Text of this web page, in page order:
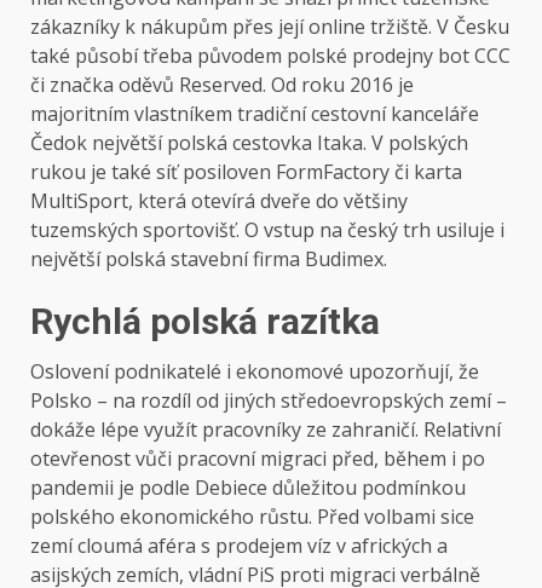
zákazníky k nákupům přes její online tržiště. V Česku
také působí třeba původem polské prodejny bot CCC
či značka oděvů Reserved. Od roku 2016 je
majoritním vlastníkem tradiční cestovní kanceláře
Čedok největší polská cestovka Itaka. V polských
rukou je také síť posiloven FormFactory či karta
MultiSport, která otevírá dveře do většiny
tuzemských sportovišť. O vstup na český trh usiluje i
největší polská stavební firma Budimex.
Rychlá polská razítka
Oslovení podnikatelé i ekonomové upozorňují, že
Polsko – na rozdíl od jiných středoevropských zemí –
dokáže lépe využít pracovníky ze zahraničí. Relativní
otevřenost vůči pracovní migraci před, během i po
pandemii je podle Debiece důležitou podmínkou
polského ekonomického růstu. Před volbami sice
zemí cloumá aféra s prodejem víz v afrických a
asijských zemích, vládní PiS proti migraci verbálně